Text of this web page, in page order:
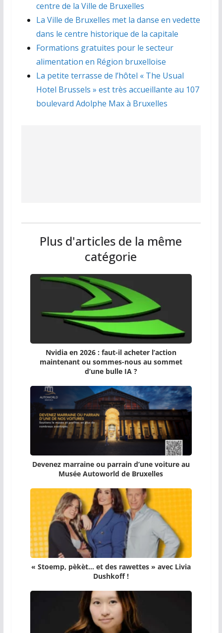
centre de la Ville de Bruxelles
La Ville de Bruxelles met la danse en vedette
dans le centre historique de la capitale
Formations gratuites pour le secteur
alimentation en Région bruxelloise
La petite terrasse de l’hôtel « The Usual
Hotel Brussels » est très accueillante au 107
boulevard Adolphe Max à Bruxelles
Plus d'articles de la même
catégorie
Nvidia en 2026 : faut-il acheter l’action
maintenant ou sommes-nous au sommet
d’une bulle IA ?
Devenez marraine ou parrain d’une voiture au
Musée Autoworld de Bruxelles
« Stoemp, pèkèt… et des rawettes » avec Livia
Dushkoff !